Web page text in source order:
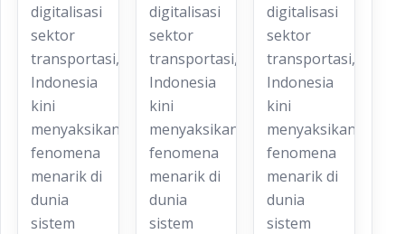
digitalisasi
sektor
transportasi,
Indonesia
kini
menyaksikan
fenomena
menarik di
dunia
sistem
digitalisasi
sektor
transportasi,
Indonesia
kini
menyaksikan
fenomena
menarik di
dunia
sistem
digitalisasi
sektor
transportasi,
Indonesia
kini
menyaksikan
fenomena
menarik di
dunia
sistem